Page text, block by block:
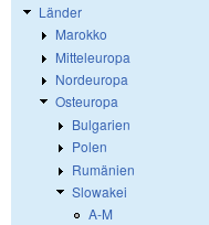
Länder
Marokko
Mitteleuropa
Nordeuropa
Osteuropa
Bulgarien
Polen
Rumänien
Slowakei
A-M